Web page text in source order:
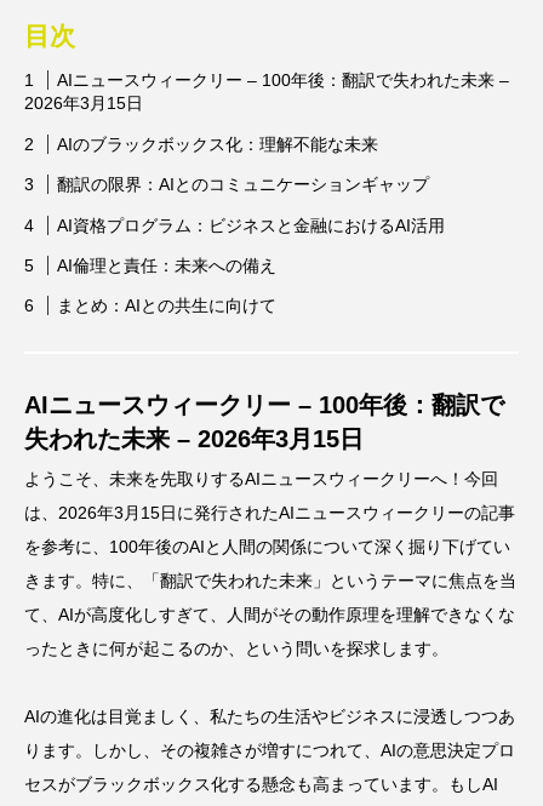
目次
AIニュースウィークリー – 100年後：翻訳で失われた未来 –
2026年3月15日
AIのブラックボックス化：理解不能な未来
翻訳の限界：AIとのコミュニケーションギャップ
AI資格プログラム：ビジネスと金融におけるAI活用
AI倫理と責任：未来への備え
まとめ：AIとの共生に向けて
AIニュースウィークリー – 100年後：翻訳で
失われた未来 – 2026年3月15日
ようこそ、未来を先取りするAIニュースウィークリーへ！今回
は、2026年3月15日に発行されたAIニュースウィークリーの記事
を参考に、100年後のAIと人間の関係について深く掘り下げてい
きます。特に、「翻訳で失われた未来」というテーマに焦点を当
て、AIが高度化しすぎて、人間がその動作原理を理解できなくな
ったときに何が起こるのか、という問いを探求します。
AIの進化は目覚ましく、私たちの生活やビジネスに浸透しつつあ
ります。しかし、その複雑さが増すにつれて、AIの意思決定プロ
セスがブラックボックス化する懸念も高まっています。もしAI